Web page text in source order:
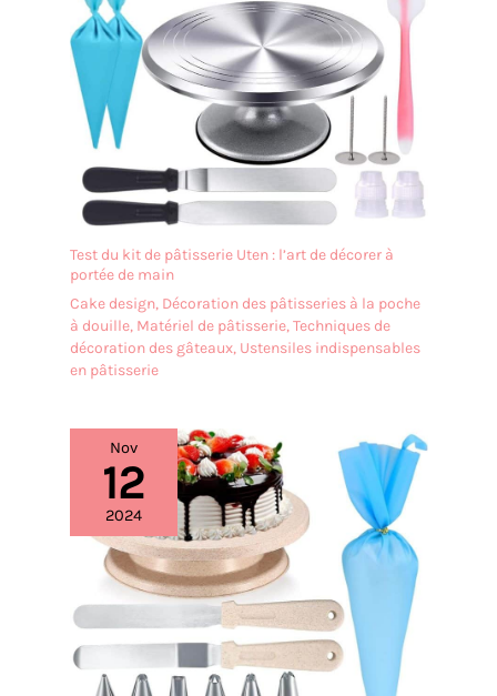
Test du kit de pâtisserie Uten : l’art de décorer à
portée de main
Cake design, Décoration des pâtisseries à la poche
à douille, Matériel de pâtisserie,Techniques de
décoration des gâteaux, Ustensiles indispensables
en pâtisserie
Nov
12
2024